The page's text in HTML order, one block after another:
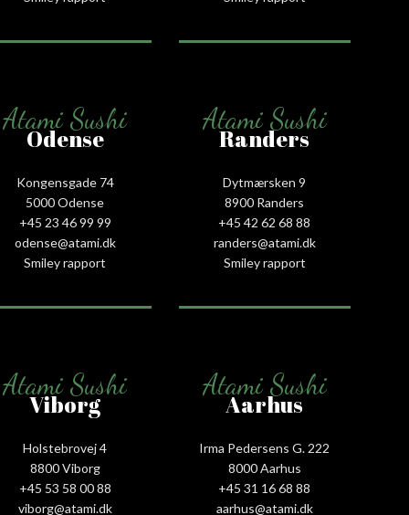
Atami Sushi
Odense
Kongensgade 74
5000 Odense
+45 23 46 99 99
odense@atami.dk
Smiley rapport
Atami Sushi
Randers
Dytmærsken 9
8900 Randers
+45 42 62 68 88
randers@atami.dk
Smiley rapport
Atami Sushi
Viborg
Holstebrovej 4
8800 Viborg
+45 53 58 00 88
viborg@atami.dk
Atami Sushi
Aarhus
Irma Pedersens G. 222
8000 Aarhus
+45 31 16 68 88
aarhus@atami.dk